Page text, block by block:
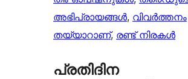
അഭിപ്രായങ്ങൾ, വിവർത്തനം
തയ്യാറാണ്, രണ്ട് നിരകൾ
പ്രതിദിന